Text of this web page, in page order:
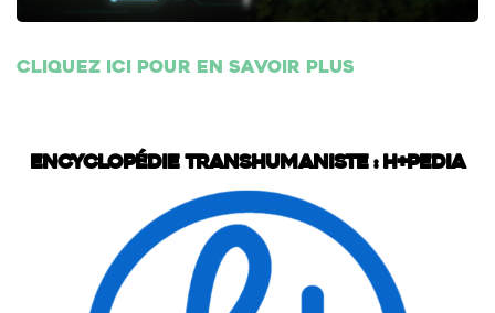
Cliquez ici pour en savoir plus
Encyclopédie transhumaniste : H+Pedia